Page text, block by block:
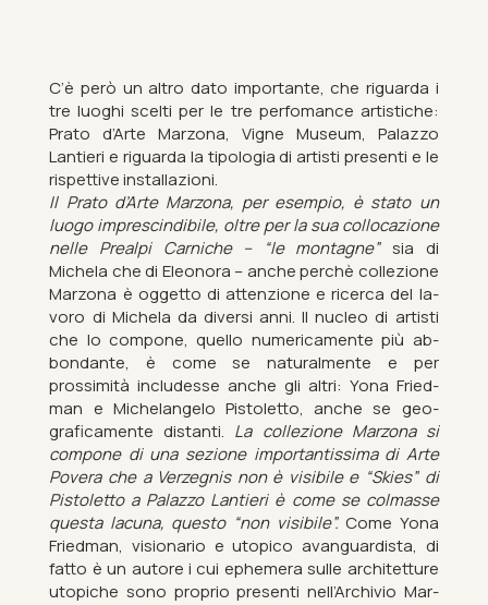
C’è però un altro dato im­port­ante, che ri­guarda i
tre luoghi scelti per le tre per­fo­mance artistiche:
Prato d’Arte Mar­zona, Vigne Mu­seum, Palazzo
Lantieri e ri­guarda la ti­po­lo­gia di artisti presenti e le
rispet­tive in­stall­azioni.
Il Prato d’Arte Mar­zona, per es­em­pio, è stato un
luogo im­pre­scind­ibile, oltre per la sua col­loc­azione
nelle Prealpi Car­niche – “le montagne”sia di
Michela che di Ele­onora – anche perchè collezione
Mar­zona è og­getto di at­ten­zione e ricerca del la­
voro di Michela da di­versi anni. Il nuc­leo di artisti
che lo com­pone, quello nu­mer­ica­mente più ab­
bond­ante, è come se nat­ur­al­mente e per
prossimità in­cludesse anche gli altri: Yona Fried­
man e Michelan­gelo Pis­to­letto, anche se geo­
grafica­mente dis­tanti. La collezione Mar­zona si
com­pone di una sezione im­port­an­tis­sima di Arte
Povera che a Verzeg­nis non è vis­ibile e “Skies” di
Pis­to­letto a Palazzo Lantieri è come se col­masse
questa la­cuna, questo “non vis­ibile”.Come Yona
Fried­man, vis­ion­ario e utopico avan­guardista, di
fatto è un autore i cui eph­em­era sulle ar­chitetture
utopiche sono proprio presenti nell’Archi­vio Mar­